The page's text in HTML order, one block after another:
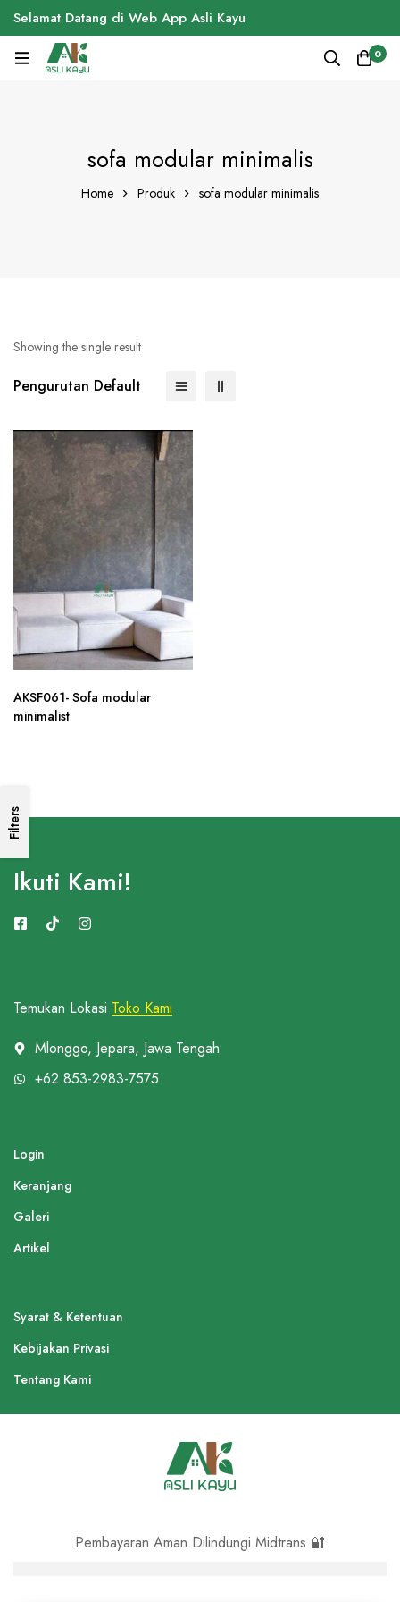
Selamat Datang di Web App Asli Kayu
0
sofa modular minimalis
Home Produk sofa modular minimalis
Filters
Showing the single result
Pengurutan Default
AKSF061- Sofa modular
minimalist
Temukan Lokasi Toko Kami
Mlonggo, Jepara, Jawa Tengah
+62 853-2983-7575
Login
Keranjang
Galeri
Artikel
Syarat & Ketentuan
Kebijakan Privasi
Tentang Kami
Ikuti Kami!
Pembayaran Aman Dilindungi Midtrans 🔐